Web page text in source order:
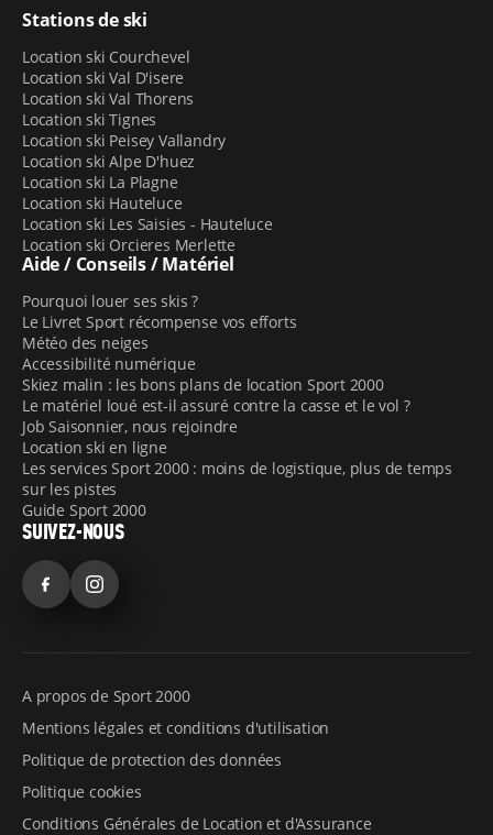
Stations de ski
Location ski Courchevel
Location ski Val D'isere
Location ski Val Thorens
Location ski Tignes
Location ski Peisey Vallandry
Location ski Alpe D'huez
Location ski La Plagne
Location ski Hauteluce
Location ski Les Saisies - Hauteluce
Location ski Orcieres Merlette
Aide / Conseils / Matériel
Pourquoi louer ses skis ?
Le Livret Sport récompense vos efforts
Météo des neiges
Accessibilité numérique
Skiez malin : les bons plans de location Sport 2000
Le matériel loué est-il assuré contre la casse et le vol ?
Job Saisonnier, nous rejoindre
Location ski en ligne
Les services Sport 2000 : moins de logistique, plus de temps
sur les pistes
Guide Sport 2000
SUIVEZ-NOUS
FacebookInstagram
A propos de Sport 2000
Mentions légales et conditions d'utilisation
Politique de protection des données
Politique cookies
Conditions Générales de Location et d'Assurance